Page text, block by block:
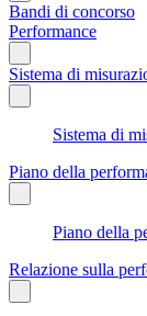
Bandi di concorso
Performance
Sistema di
Sistema di
Piano della
Piano della
Relazione sulla